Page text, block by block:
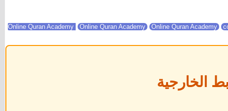
Online Quran Academy Online Quran Academy
الخارجية